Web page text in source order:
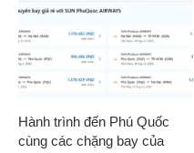
Hành trình đến Phú Quốc
cùng các chặng bay của